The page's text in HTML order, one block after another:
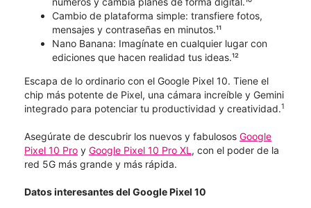
Cambio de plataforma simple: transfiere fotos,
mensajes y contraseñas en minutos.¹¹
Nano Banana: Imagínate en cualquier lugar con
ediciones que hacen realidad tus ideas.¹²
Escapa de lo ordinario con el Google Pixel 10. Tiene el
chip más potente de Pixel, una cámara increíble y Gemini
integrado para potenciar tu productividad y creatividad.1
Asegúrate de descubrir los nuevos y fabulosos Google
Pixel 10 Pro y Google Pixel 10 Pro XL , con el poder de la
red 5G más grande y más rápida.
Datos interesantes del Google Pixel 10